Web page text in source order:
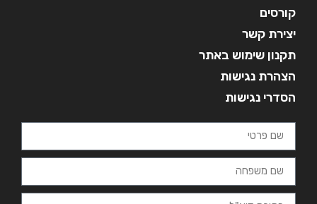
קורסים
יצירת קשר
תקנון שימוש באתר
הצהרת נגישות
הסדרי נגישות